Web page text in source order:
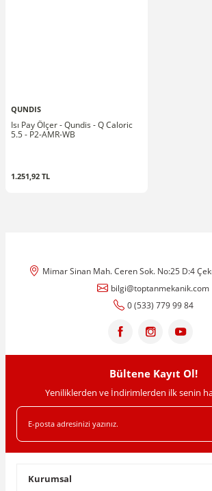
QUNDIS
Isı Pay Ölçer - Qundis - Q Caloric
5.5 - P2-AMR-WB
1.251,92 TL
Mimar Sinan Mah. Ceren Sok. No:25 D:4
bilgi@toptanmekanik.com
0 (533) 779 99 84
Bültene Kayıt Ol!
Yeniliklerden ve İndirimlerden ilk senin
Kurumsal